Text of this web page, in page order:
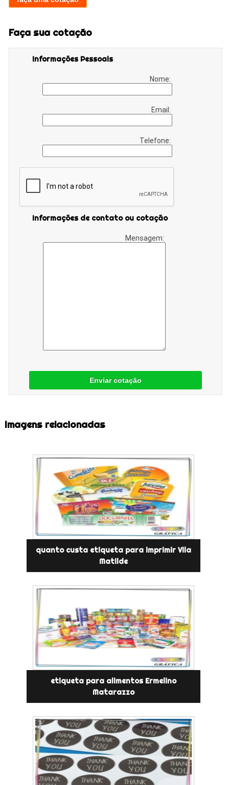
Faça sua cotação
Informações Pessoais
Nome:
Email:
Telefone:
Informações de contato ou cotação
Mensagem:
Enviar cotação
Imagens relacionadas
quanto custa etiqueta para imprimir Vila
Matilde
etiqueta para alimentos Ermelino
Matarazzo